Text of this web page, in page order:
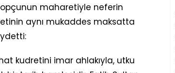
maharetiyle neferin
aynı mukaddes maksatta
kudretini imar ahlakıyla, utku